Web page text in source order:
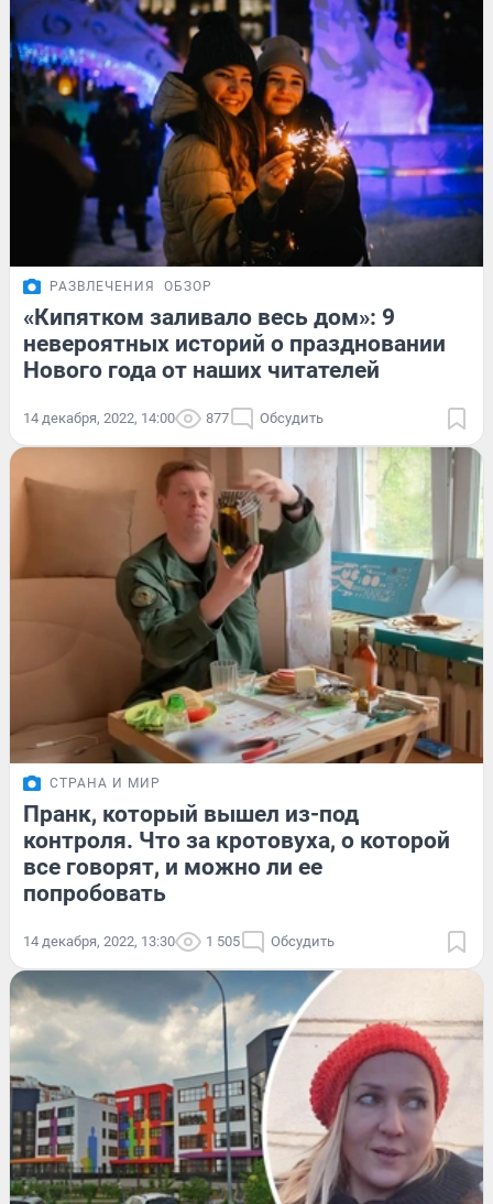
РАЗВЛЕЧЕНИЯ ОБЗОР
«Кипятком заливало весь дом»: 9
невероятных историй о праздновании
Нового года от наших читателей
14 декабря, 2022, 14:00 877 Обсудить
СТРАНА И МИР
Пранк, который вышел из-под
контроля. Что за кротовуха, о которой
все говорят, и можно ли ее
попробовать
14 декабря, 2022, 13:30 1 505 Обсудить